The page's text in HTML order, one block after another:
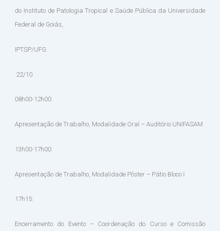
do Instituto de Patologia Tropical e Saúde Pública da Universidade
Federal de Goiás,
IPTSP/UFG.
22/10
08h00-12h00:
Apresentação de Trabalho, Modalidade Oral – Auditório UNIFASAM
13h00-17h00:
Apresentação de Trabalho, Modalidade Pôster – Pátio Bloco I
17h15:
Encerramento do Evento – Coordenação do Curso e Comissão